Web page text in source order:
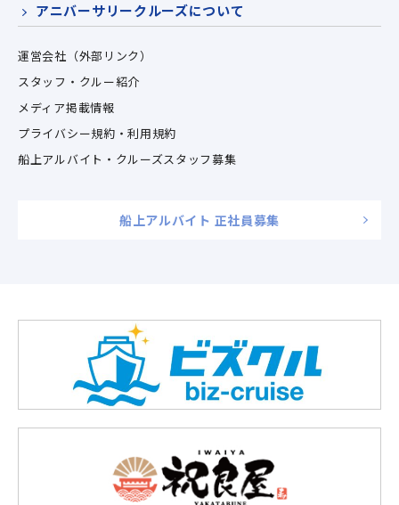
アニバーサリークルーズについて
運営会社（外部リンク）
スタッフ・クルー紹介
メディア掲載情報
プライバシー規約・利用規約
船上アルバイト・クルーズスタッフ募集
船上アルバイト 正社員募集